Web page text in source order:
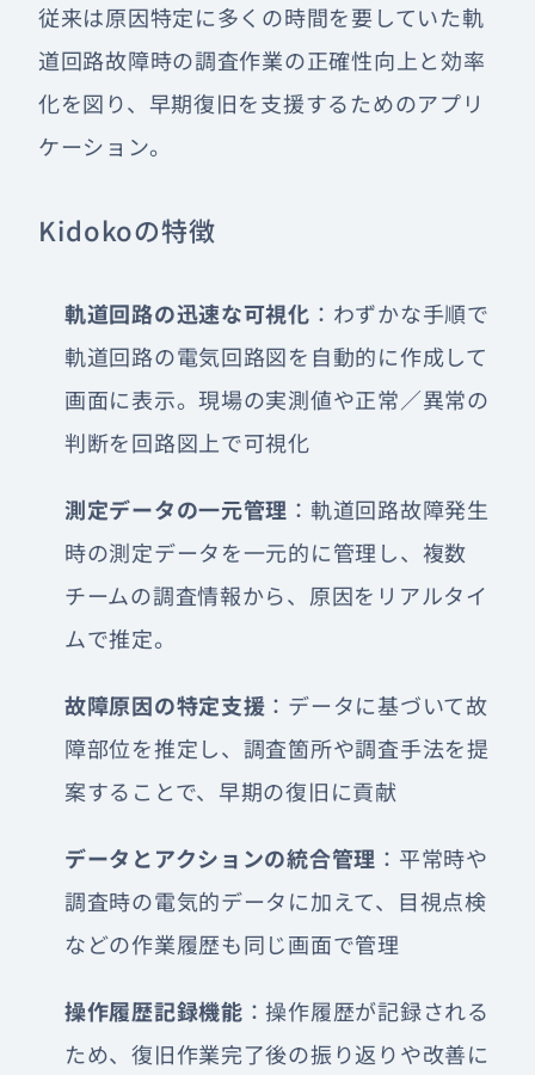
従来は原因特定に多くの時間を要していた軌
道回路故障時の調査作業の正確性向上と効率
化を図り、早期復旧を支援するためのアプリ
ケーション。
Kidokoの特徴
軌道回路の迅速な可視化 ：わずかな手順で
軌道回路の電気回路図を自動的に作成して
画面に表示。現場の実測値や正常／異常の
判断を回路図上で可視化
測定データの一元管理 ：軌道回路故障発生
時の測定データを一元的に管理し、複数
チームの調査情報から、原因をリアルタイ
ムで推定。
故障原因の特定支援 ：データに基づいて故
障部位を推定し、調査箇所や調査手法を提
案することで、早期の復旧に貢献
データとアクションの統合管理 ：平常時や
調査時の電気的データに加えて、目視点検
などの作業履歴も同じ画面で管理
操作履歴記録機能 ：操作履歴が記録される
ため、復旧作業完了後の振り返りや改善に